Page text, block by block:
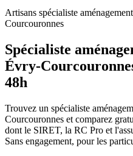
Artisans spécialiste
Courcouronnes
Spécialiste
Évry-
48h
Trouvez un spécialiste
Courcouronnes et comparez
dont le SIRET, la RC Pro et
Sans engagement, pour les